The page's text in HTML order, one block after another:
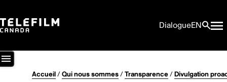
DialogueEN
Accueil/Qui nous sommes/Transparence/Divulgation